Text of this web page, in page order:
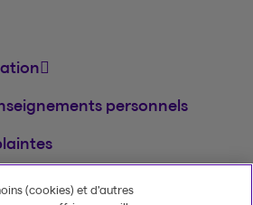
personnels
(cookies) et d’autres